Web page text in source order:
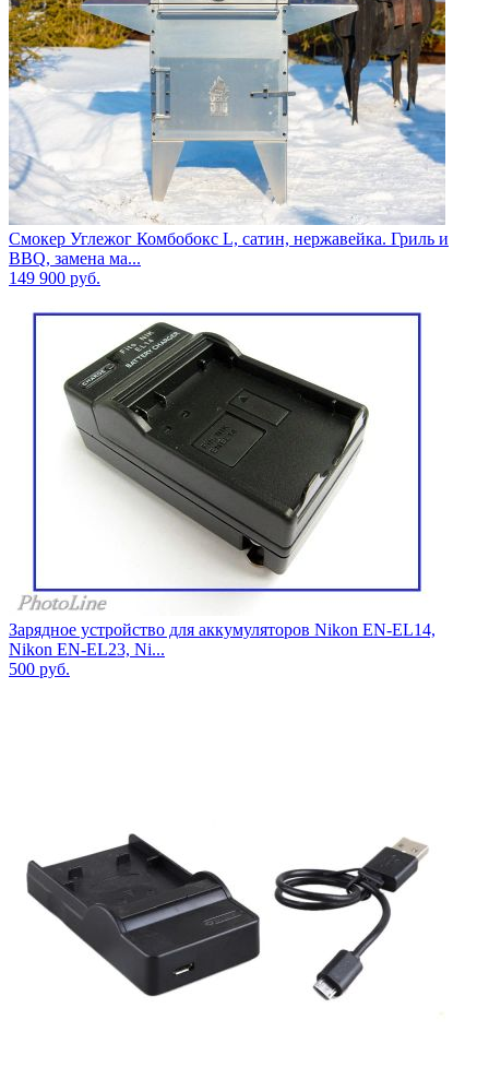
Смокер Углежог Комбобокс L, сатин, нержавейка. Гриль и
BBQ, замена ма...
149 900 руб.
Зарядное устройство для аккумуляторов Nikon EN-EL14,
Nikon EN-EL23, Ni...
500 руб.